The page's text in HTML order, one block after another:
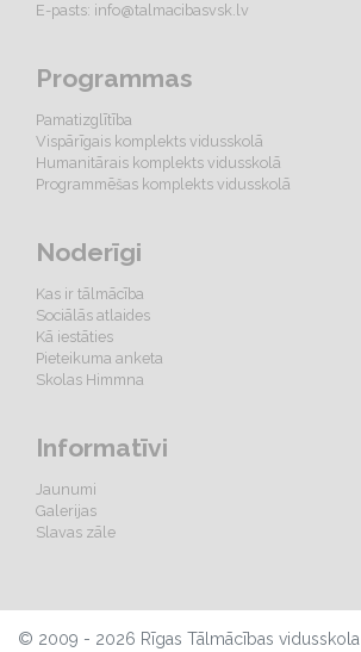
E-pasts: info@talmacibasvsk.lv
Programmas
Pamatizglītība
Vispārīgais komplekts vidusskolā
Humanitārais komplekts vidusskolā
Programmēšas komplekts vidusskolā
Noderīgi
Kas ir tālmācība
Sociālās atlaides
Kā iestāties
Pieteikuma anketa
Skolas Himmna
Informatīvi
Jaunumi
Galerijas
Slavas zāle
© 2009 - 2026 Rīgas Tālmācības vidusskola